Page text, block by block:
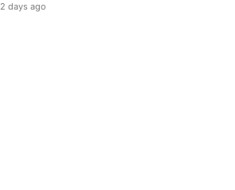
2 days ago